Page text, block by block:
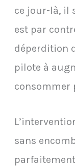
ce jour-là, il
est par
déperdition
pilote à
consommer
sans